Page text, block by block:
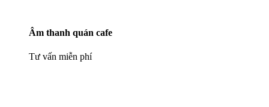
Âm thanh quán cafe
Tư vấn miễn phí